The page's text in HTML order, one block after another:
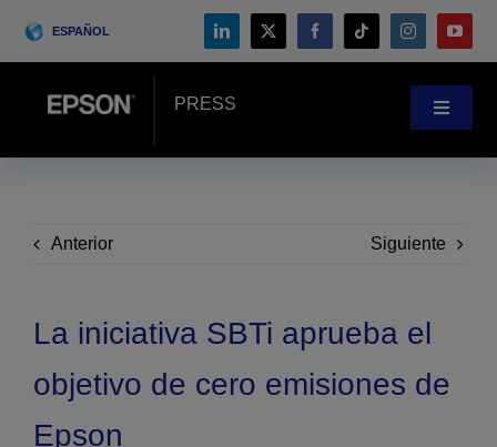
ESPAÑOL
PRESS
Toggle
Casos prácticos
Eventos
Anterior Siguiente
La iniciativa SBTi aprueba el
objetivo de cero emisiones de
Epson